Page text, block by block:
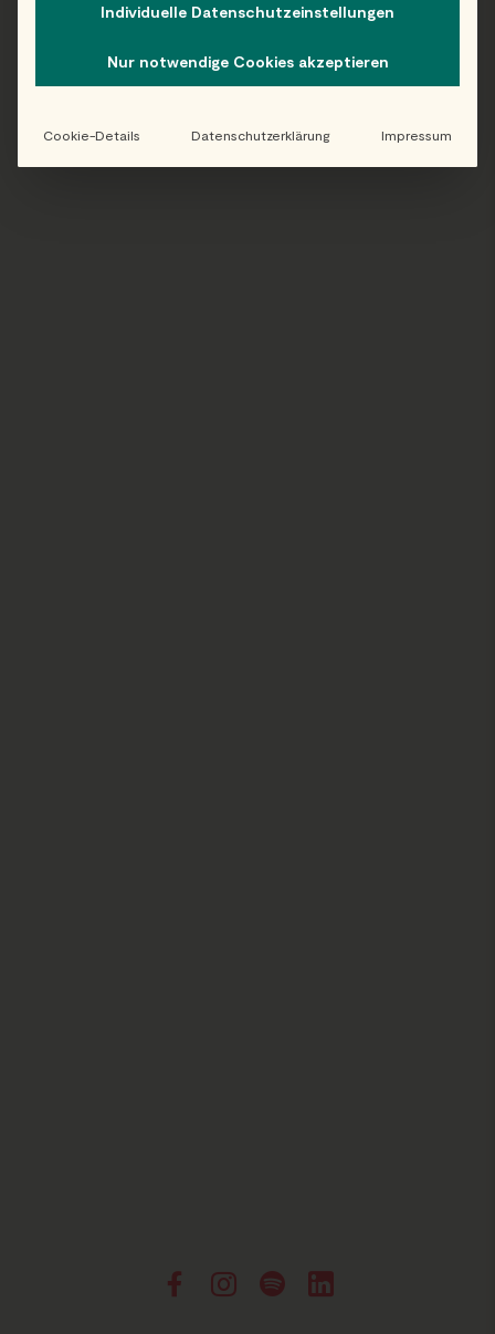
Folge uns auf Instagram!
Individuelle Datenschutzeinstellungen
Nur notwendige Cookies akzeptieren
Cookie-Details Datenschutzerklärung Impressum